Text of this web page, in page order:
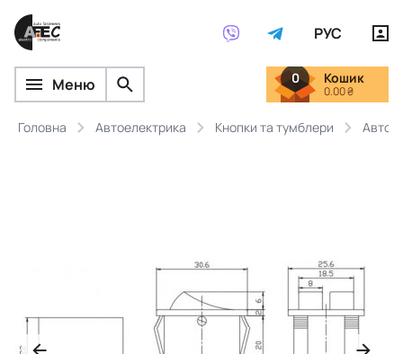
РУС
Меню 0 Кошик
0.00 ₴
Головна Автоелектрика Кнопки та тумблери